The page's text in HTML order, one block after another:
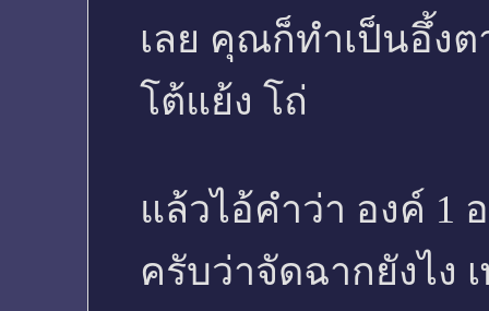
เลย คุณก็ทำเป็นอึ้ง
โต้แย้ง โถ่
แล้วไอ้คำว่า องค์ 1
ครับว่าจัดฉากยังไง